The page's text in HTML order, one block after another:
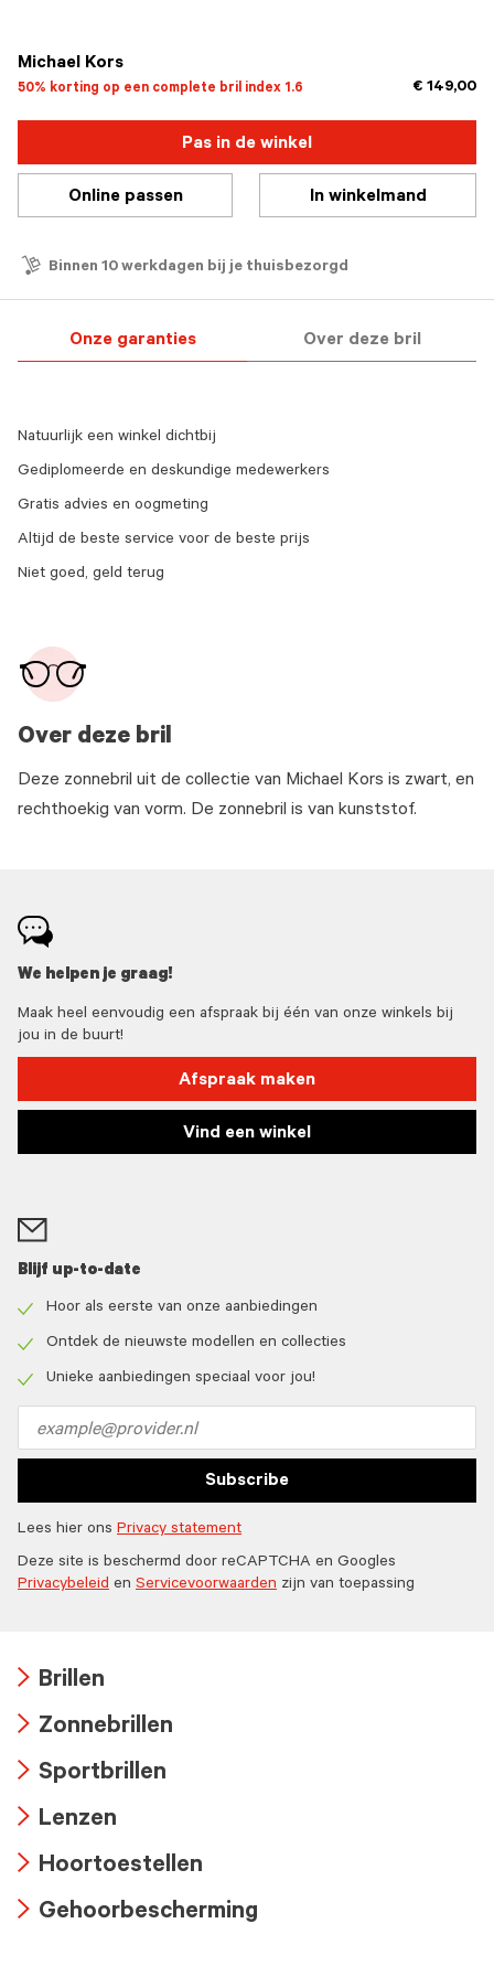
Michael Kors
50% korting op een complete bril index 1.6 € 149,00
Pas in de winkel
Online passen In winkelmand
Binnen 10 werkdagen bij je thuisbezorgd
Onze garanties Over deze bril
Over deze bril
Deze zonnebril uit de collectie van Michael Kors is zwart, en
rechthoekig van vorm. De zonnebril is van kunststof.
Natuurlijk een winkel dichtbij
Gediplomeerde en deskundige medewerkers
Gratis advies en oogmeting
Altijd de beste service voor de beste prijs
Niet goed, geld terug
We helpen je graag!
Maak heel eenvoudig een afspraak bij één van onze winkels bij
jou in de buurt!
Afspraak maken
Vind een winkel
Blijf up-to-date
icon
Hoor als eerste van onze aanbiedingen
icon
Ontdek de nieuwste modellen en collecties
Unieke aanbiedingen speciaal voor jou!
address
Subscribe
Lees hier ons Privacy statement
Deze site is beschermd door reCAPTCHA en Googles
Privacybeleid en Servicevoorwaarden zijn van toepassing
icon
Brillen
icon
Zonnebrillen
icon
Sportbrillen
icon
Lenzen
icon
Hoortoestellen
Gehoorbescherming